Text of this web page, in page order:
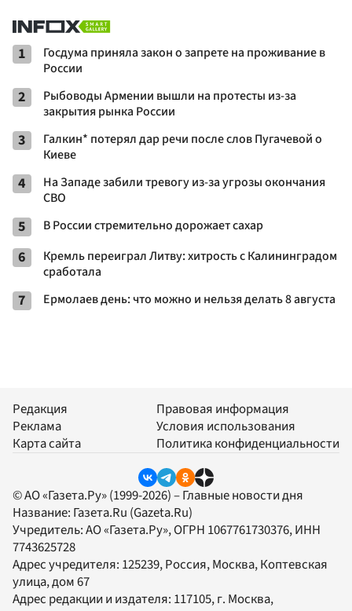
1
Госдума приняла закон о запрете на проживание в
России
2
Рыбоводы Армении вышли на протесты из-за
закрытия рынка России
3
Галкин* потерял дар речи после слов Пугачевой о
Киеве
4
На Западе забили тревогу из-за угрозы окончания
СВО
5 В России стремительно дорожает сахар
6
Кремль переиграл Литву: хитрость с Калининградом
сработала
7 Ермолаев день: что можно и нельзя делать 8 августа
Редакция
Реклама
Карта сайта
Правовая информация
Условия использования
Политика конфиденциальности
© АО «Газета.Ру» (1999-2026) – Главные новости дня
Название: Газета.Ru (Gazeta.Ru)
Учредитель:АО «Газета.Ру», ОГРН 1067761730376, ИНН
7743625728
Адрес учредителя: 125239, Россия, Москва, Коптевская
улица, дом 67
Адрес редакции и издателя: 117105, г. Москва,